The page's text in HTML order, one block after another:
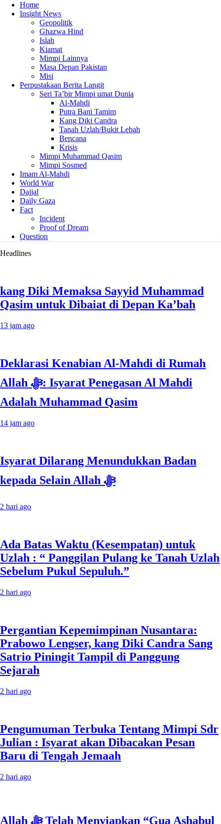
Home
Insight News
Geopolitik
Ghazwa Hind
Islah
Kiamat
Mimpi Lainnya
Masa Depan Pakistan
Misi
Perpustakaan Berita Langit
Seri Ta’bir Mimpi umat Dunia
Al-Mahdi
Putra Bani Tamim
Kang Diki Candra
Tanah Uzlah/Bukit Lebah
Bencana
Krisis
Mimpi Muhammad Qasim
Mimpi Sosmed
Imam Al-Mahdi
World War
Dajjal
Daily Gaza
Fact
Incident
Proof of Dream
Question
Headlines
kang Diki Memaksa Sayyid Muhammad
Qasim untuk Dibaiat di Depan Ka’bah
13 jam ago
Deklarasi Kenabian Al-Mahdi di Rumah
Allah ﷻ: Isyarat Penegasan Al Mahdi
Adalah Muhammad Qasim
14 jam ago
Isyarat Dilarang Menundukkan Badan
kepada Selain Allah ﷻ
2 hari ago
Ada Batas Waktu (Kesempatan) untuk
Uzlah : “ Panggilan Pulang ke Tanah Uzlah
Sebelum Pukul Sepuluh.”
2 hari ago
Pergantian Kepemimpinan Nusantara:
Prabowo Lengser, kang Diki Candra Sang
Satrio Piningit Tampil di Panggung
Sejarah
2 hari ago
Pengumuman Terbuka Tentang Mimpi Sdr
Julian : Isyarat akan Dibacakan Pesan
Baru di Tengah Jemaah
2 hari ago
Allah ﷻ Telah Menyiapkan “Gua Ashabul